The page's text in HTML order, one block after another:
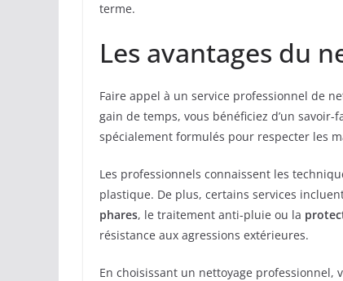
terme.
Les avantages du
Faire appel à un service professionnel de
gain de temps, vous bénéficiez d’un
spécialement formulés pour respecter les
Les professionnels connaissent les
plastique. De plus, certains services
phares, le traitement anti-pluie ou la
résistance aux agressions extérieures.
En choisissant un nettoyage professionnel,